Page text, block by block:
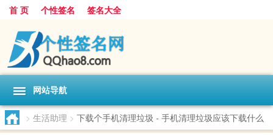
首 页 个性签名 签名大全
网站导航
> 生活助理 > 下载个手机清理垃圾 - 手机清理垃圾应该下载什么